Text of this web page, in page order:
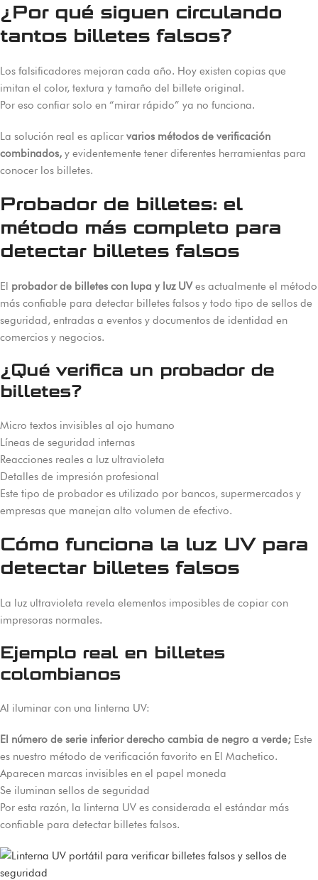
¿Por qué siguen circulando
tantos billetes falsos?
Los falsificadores mejoran cada año. Hoy existen copias que
imitan el color, textura y tamaño del billete original.
Por eso confiar solo en “mirar rápido” ya no funciona.
La solución real es aplicar varios métodos de verificación
combinados, y evidentemente tener diferentes herramientas para
conocer los billetes.
Probador de billetes: el
método más completo para
detectar billetes falsos
El probador de billetes con lupa y luz UVes actualmente el método
más confiable para detectar billetes falsos y todo tipo de sellos de
seguridad, entradas a eventos y documentos de identidad en
comercios y negocios.
¿Qué verifica un probador de
billetes?
Micro textos invisibles al ojo humano
Líneas de seguridad internas
Reacciones reales a luz ultravioleta
Detalles de impresión profesional
Este tipo de probador es utilizado por bancos, supermercados y
empresas que manejan alto volumen de efectivo.
Cómo funciona la luz UV para
detectar billetes falsos
La luz ultravioleta revela elementos imposibles de copiar con
impresoras normales.
Ejemplo real en billetes
colombianos
Al iluminar con una linterna UV:
El número de serie inferior derecho cambia de negro a verde; Este
es nuestro método de verificación favorito en El Machetico.
Aparecen marcas invisibles en el papel moneda
Se iluminan sellos de seguridad
Por esta razón, la linterna UV es considerada el estándar más
confiable para detectar billetes falsos.